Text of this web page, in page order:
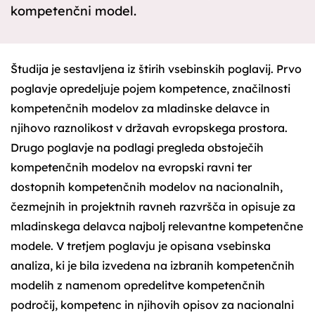
kompetenčni model.
Študija je sestavljena iz štirih vsebinskih poglavij. Prvo
poglavje opredeljuje pojem kompetence, značilnosti
kompetenčnih modelov za mladinske delavce in
njihovo raznolikost v državah evropskega prostora.
Drugo poglavje na podlagi pregleda obstoječih
kompetenčnih modelov na evropski ravni ter
dostopnih kompetenčnih modelov na nacionalnih,
čezmejnih in projektnih ravneh razvršča in opisuje za
mladinskega delavca najbolj relevantne kompetenčne
modele. V tretjem poglavju je opisana vsebinska
analiza, ki je bila izvedena na izbranih kompetenčnih
modelih z namenom opredelitve kompetenčnih
področij, kompetenc in njihovih opisov za nacionalni